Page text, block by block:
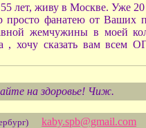
55 лет, живу в Москве. Уже
просто фанатею от Ваших
жемчужины в моей
, хочу сказать вам
на здоровье! Чиж.
kaby.spb@gmail.com